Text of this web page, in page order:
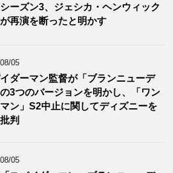
ーズン3、ジェシカ・ヘンウィック
再演を断ったと明かす
05
ダーマン監督が「ブランニューデ
3つのバージョンを明かし、「ワン
ン」S2中止に関してディズニーを
判
05